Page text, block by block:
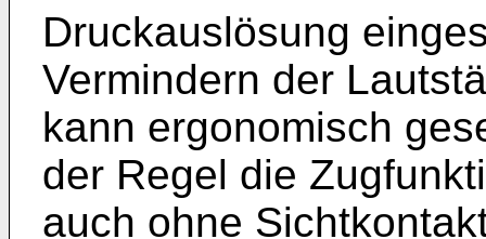
Druckauslösung
Vermindern der
kann ergonomisch
der Regel die
auch ohne